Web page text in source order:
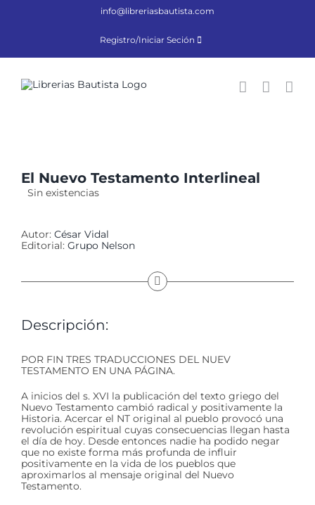
info@libreriasbautista.com
Registro/Iniciar Seción
El Nuevo Testamento Interlineal
Sin existencias
Autor: César Vidal
Editorial: Grupo Nelson
Descripción:
POR FIN TRES TRADUCCIONES DEL NUEV
TESTAMENTO EN UNA PÁGINA.
A inicios del s. XVI la publicación del texto griego del
Nuevo Testamento cambió radical y positivamente la
Historia. Acercar el NT original al pueblo provocó una
revolución espiritual cuyas consecuencias llegan hasta
el día de hoy. Desde entonces nadie ha podido negar
que no existe forma más profunda de influir
positivamente en la vida de los pueblos que
aproximarlos al mensaje original del Nuevo
Testamento.